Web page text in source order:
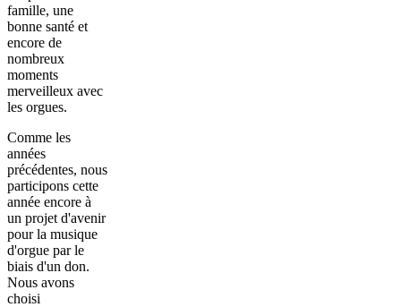
famille, une
bonne santé et
encore de
nombreux
moments
merveilleux avec
les orgues.
Comme les
années
précédentes, nous
participons cette
année encore à
un projet d'avenir
pour la musique
d'orgue par le
biais d'un don.
Nous avons
choisi